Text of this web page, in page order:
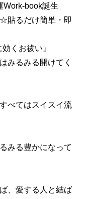
Work-book誕生
貼るだけ簡単・即
くお祓い』
みるみる開けてく
べてはスイスイ流
みる豊かになって
、愛する人と結ば